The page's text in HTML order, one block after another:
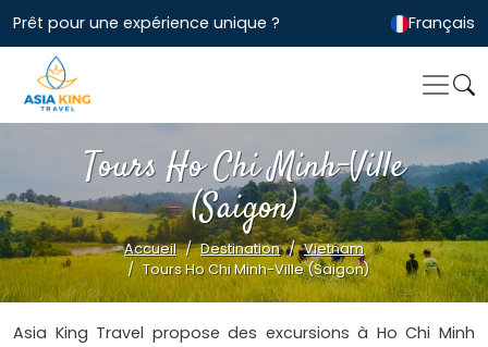
Prêt pour une expérience unique ? Français
Tours Ho Chi Minh-Ville
(Saigon)
Accueil Destination
Vietnam
Tours Ho Chi Minh-Ville (Saigon)
Asia King Travel propose des excursions à Ho Chi Minh